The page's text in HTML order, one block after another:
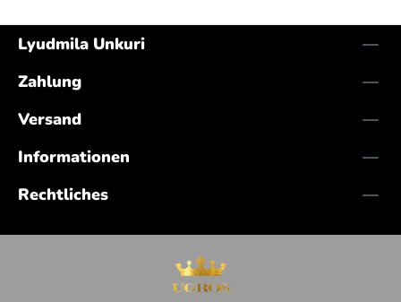
Lyudmila Unkuri
Zahlung
Versand
Informationen
Rechtliches